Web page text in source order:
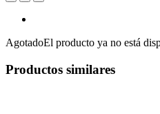
AgotadoEl producto ya no está
Productos similares